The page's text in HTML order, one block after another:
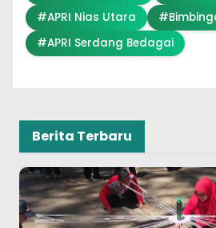
#APRI Nias Utara
#APRI Serdang Bedagai
Berita Terbaru